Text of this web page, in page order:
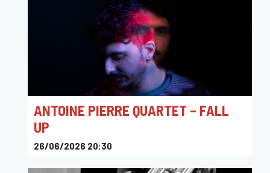
ANTOINE PIERRE QUARTET – FALL
UP
26/06/2026 20:30